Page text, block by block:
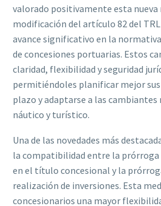
valorado positivamente esta nueva
modificación del artículo 82 del
avance significativo en la
de concesiones portuarias. Estos
claridad, flexibilidad y seguridad
permitiéndoles planificar mejor
plazo y adaptarse a las cambiantes
náutico y turístico.
Una de las novedades más
la compatibilidad entre la
en el título concesional y la
realización de inversiones. Esta
concesionarios una mayor